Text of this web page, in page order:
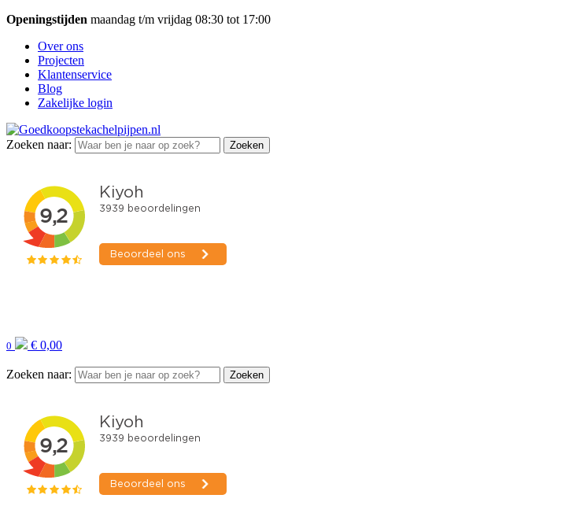
Openingstijden maandag t/m vrijdag 08:30 tot 17:00
Over ons
Projecten
Klantenservice
Blog
Zakelijke login
Zoeken naar: Zoeken
0 € 0,00
Zoeken naar: Zoeken